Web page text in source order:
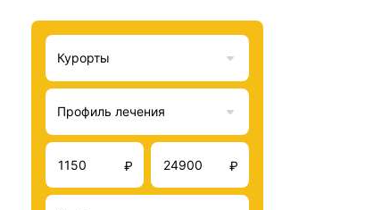
Курорты
Профиль лечения
₽ ₽